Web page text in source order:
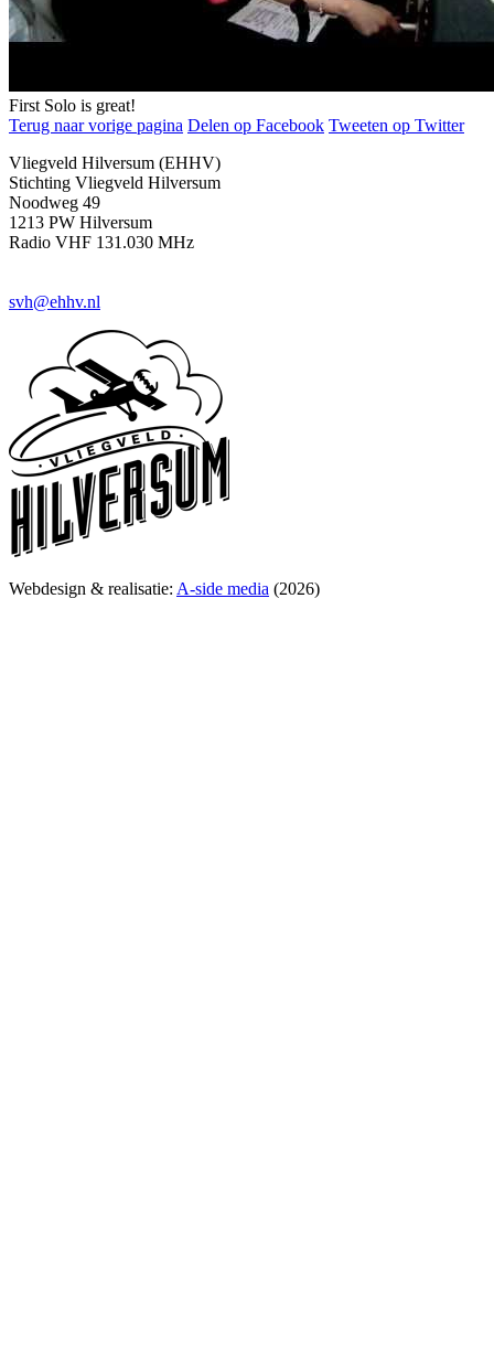
First Solo is great!
Terug naar vorige pagina Delen op Facebook Tweeten op Twitter
Vliegveld Hilversum (EHHV)
Stichting Vliegveld Hilversum
Noodweg 49
1213 PW Hilversum
Radio VHF 131.030 MHz
svh@ehhv.nl
Webdesign & realisatie: A-side media (2026)